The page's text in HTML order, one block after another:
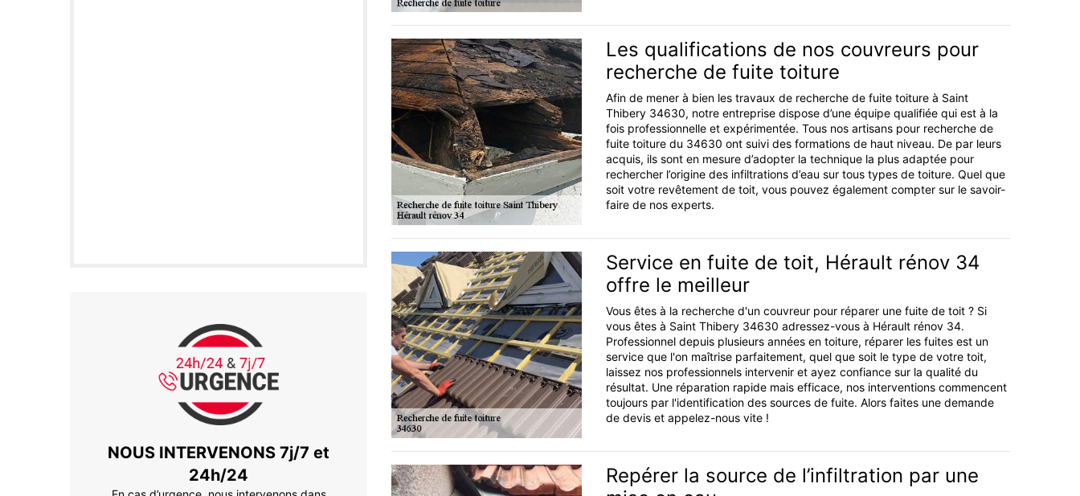
NOUS INTERVENONS 7j/7 et
24h/24
Les qualifications de nos couvreurs pour
recherche de fuite toiture
Afin de mener à bien les travaux de recherche de fuite toiture à Saint
Thibery 34630, notre entreprise dispose d’une équipe qualifiée qui est à la
fois professionnelle et expérimentée. Tous nos artisans pour recherche de
fuite toiture du 34630 ont suivi des formations de haut niveau. De par leurs
acquis, ils sont en mesure d’adopter la technique la plus adaptée pour
rechercher l’origine des infiltrations d’eau sur tous types de toiture. Quel que
soit votre revêtement de toit, vous pouvez également compter sur le savoir-
faire de nos experts.
Service en fuite de toit, Hérault rénov 34
offre le meilleur
Vous êtes à la recherche d'un couvreur pour réparer une fuite de toit ? Si
vous êtes à Saint Thibery 34630 adressez-vous à Hérault rénov 34.
Professionnel depuis plusieurs années en toiture, réparer les fuites est un
service que l'on maîtrise parfaitement, quel que soit le type de votre toit,
laissez nos professionnels intervenir et ayez confiance sur la qualité du
résultat. Une réparation rapide mais efficace, nos interventions commencent
toujours par l'identification des sources de fuite. Alors faites une demande
de devis et appelez-nous vite !
Repérer la source de l’infiltration par une